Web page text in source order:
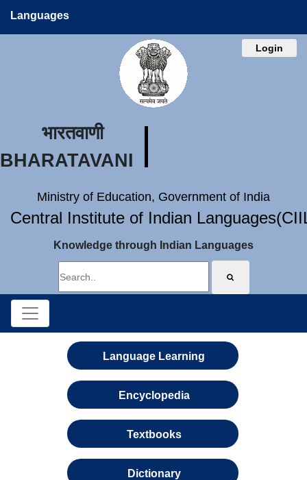
Languages
Login
भारतवाणी
BHARATAVANI
Ministry of Education, Government of India
Central Institute of Indian
Knowledge through Indian Languages
Language Learning
Encyclopedia
Textbooks
Dictionary